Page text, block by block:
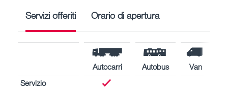
Servizi offeriti Orario di apertura
Autocarri Autobus
Van
Servizio